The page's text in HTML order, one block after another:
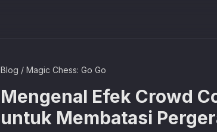
Blog / Magic Chess: Go Go
Mengenal Efek Crowd
untuk Membatasi